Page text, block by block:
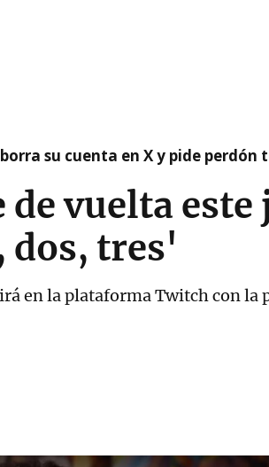
su cuenta en X y pide perdón
de vuelta
dos, tres'
en la plataforma Twitch con la